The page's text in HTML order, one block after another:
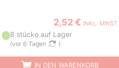
2,52 € INKL. MWST.
8 stücke auf Lager
(vor 6 Tagen )
IN DEN WARENKORB